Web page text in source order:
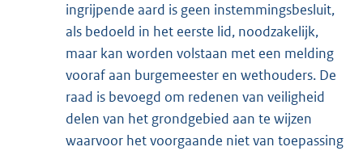
ingrijpende aard is geen instemmingsbesluit,
als bedoeld in het eerste lid, noodzakelijk,
maar kan worden volstaan met een melding
vooraf aan burgemeester en wethouders. De
raad is bevoegd om redenen van veiligheid
delen van het grondgebied aan te wijzen
waarvoor het voorgaande niet van toepassing